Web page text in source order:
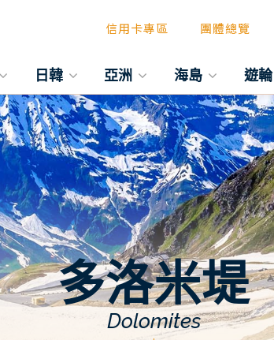
信用卡專區 團體總覽
日韓 亞洲 海島 遊輪
多洛米堤
Dolomites